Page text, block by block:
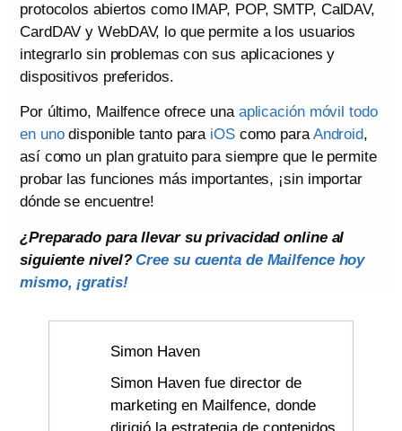
protocolos abiertos como IMAP, POP, SMTP, CalDAV,
CardDAV y WebDAV, lo que permite a los usuarios
integrarlo sin problemas con sus aplicaciones y
dispositivos preferidos.
Por último, Mailfence ofrece una aplicación móvil todo
en unodisponible tanto para iOScomo paraAndroid,
así como un plan gratuito para siempre que le permite
probar las funciones más importantes, ¡sin importar
dónde se encuentre!
¿Preparado para llevar su privacidad online al
siguiente nivel?Cree su cuenta de Mailfence hoy
mismo, ¡gratis!
Simon Haven
Simon Haven fue director de
marketing en Mailfence, donde